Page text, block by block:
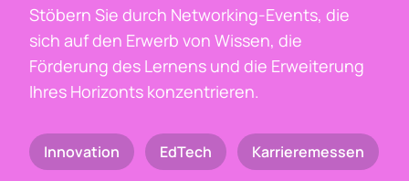
Stöbern Sie durch Networking-Events, die
sich auf den Erwerb von Wissen, die
Förderung des Lernens und die Erweiterung
Ihres Horizonts konzentrieren.
Innovation EdTech Karrieremessen